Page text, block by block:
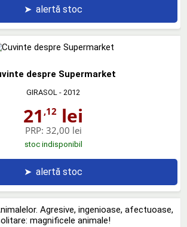
➤ alertă stoc
despre Supermarket
GIRASOL - 2012
21 ,12 lei
PRP: 32,00 lei
stoc indisponibil
➤ alertă stoc